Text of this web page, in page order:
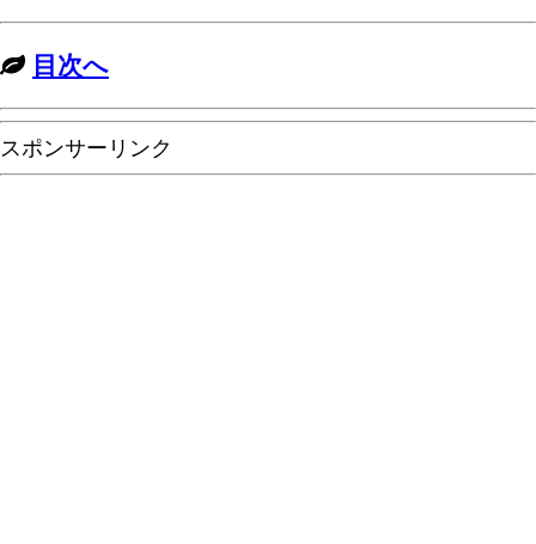
目次へ
スポンサーリンク